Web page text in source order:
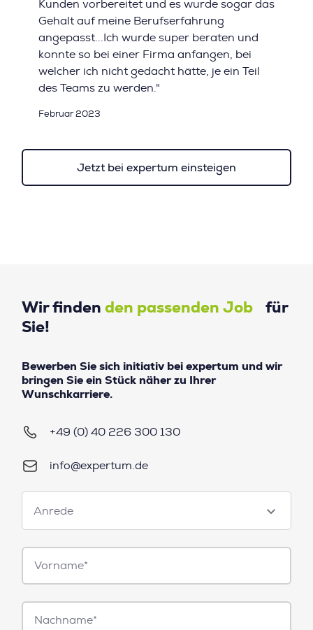
Kunden vorbereitet und es wurde sogar das
Gehalt auf meine Berufserfahrung
angepasst...Ich wurde super beraten und
konnte so bei einer Firma anfangen, bei
welcher ich nicht gedacht hätte, je ein Teil
des Teams zu werden."
Februar 2023
Jetzt bei expertum einsteigen
Wir finden den passenden Job für
Sie!
Bewerben Sie sich initiativ bei expertum und wir
bringen Sie ein Stück näher zu Ihrer
Wunschkarriere.
+49 (0) 40 226 300 130
info@expertum.de
Anrede
Anrede
Vorname*
Nachname*